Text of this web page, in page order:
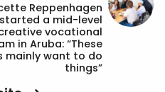
Reppenhagen
started a mid-level
vocational
in Aruba: “These
mainly want to do
things”